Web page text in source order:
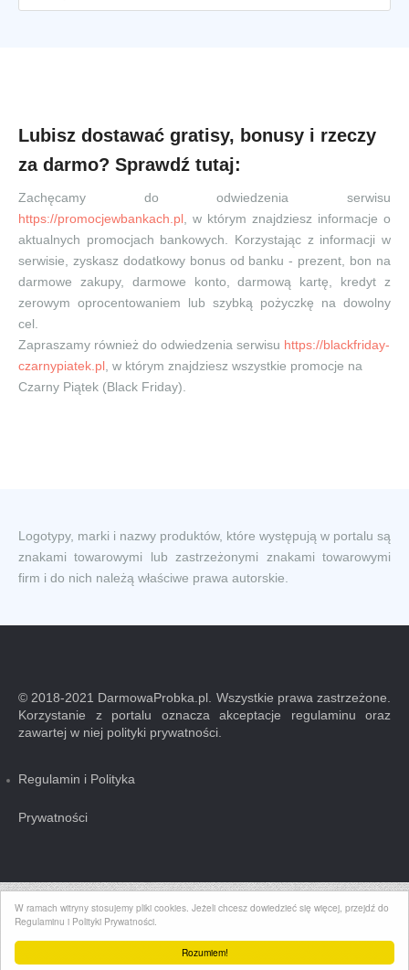
Rozumiem!
W ramach witryny stosujemy pliki cookies. Jeżeli chcesz dowiedzieć się więcej, przejdź do
Regulaminu i Polityki Prywatności.
Lubisz dostawać gratisy, bonusy i rzeczy
za darmo? Sprawdź tutaj:
Zachęcamy do odwiedzenia serwisu
https://promocjewbankach.pl , w którym znajdziesz informacje o
aktualnych promocjach bankowych. Korzystając z informacji w
serwisie, zyskasz dodatkowy bonus od banku - prezent, bon na
darmowe zakupy, darmowe konto, darmową kartę, kredyt z
zerowym oprocentowaniem lub szybką pożyczkę na dowolny
cel.
Zapraszamy również do odwiedzenia serwisu https://blackfriday-
czarnypiatek.pl , w którym znajdziesz wszystkie promocje na
Czarny Piątek (Black Friday).
Logotypy, marki i nazwy produktów, które występują w portalu są
znakami towarowymi lub zastrzeżonymi znakami towarowymi
firm i do nich należą właściwe prawa autorskie.
© 2018-2021 DarmowaProbka.pl. Wszystkie prawa zastrzeżone.
Korzystanie z portalu oznacza akceptacje regulaminu oraz
zawartej w niej polityki prywatności.
Regulamin i Polityka
Prywatności